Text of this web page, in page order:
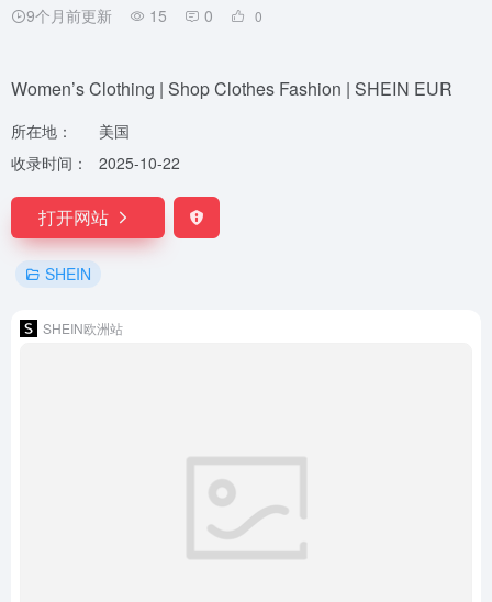
9个月前更新 15 0 0
Women’s Clothing | Shop Clothes Fashion | SHEIN EUR
所在地：
美国
收录时间：
2025-10-22
打开网站
SHEIN
SHEIN欧洲站